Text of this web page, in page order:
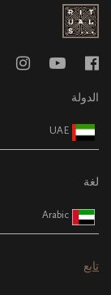
الدولة
UAE
لغة
Arabic
تابع